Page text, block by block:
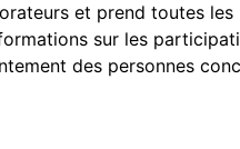
et prend toutes les
sur les
des personnes